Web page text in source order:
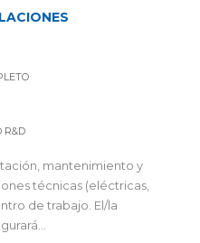
R&D
mantenimiento y
técnicas (eléctricas,
de trabajo. El/la